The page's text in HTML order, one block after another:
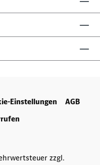
Einstellungen
AGB
zzgl.